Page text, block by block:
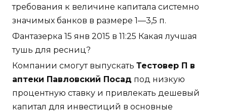
требования к величине капитала системно
значимых банков в размере 1—3,5 п.
Фантазерка 15 янв 2015 в 11:25 Какая лучшая
тушь для ресниц?
Компании смогут выпускать Тестовер П в
аптеки Павловский Посад под низкую
процентную ставку и привлекать дешевый
капитал для инвестиций в основные